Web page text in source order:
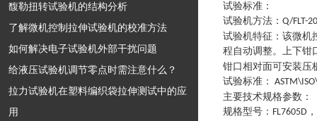
馥勒扭转试验机的结构分析
了解微机控制拉伸试验机的校准方法
如何解决电子试验机外部干扰问题
给液压试验机调节零点时需注意什么？
拉力试验机在塑料编织袋拉伸测试中的应
用
试验标准：
试验机方法 ： Q/FLT-
试验机特征 ： 该微机
程自动调整。上下钳
钳口相对面可安装压
试验标准 ：
主要技术规格参数 ：
规格型号 ： FL7605D ，